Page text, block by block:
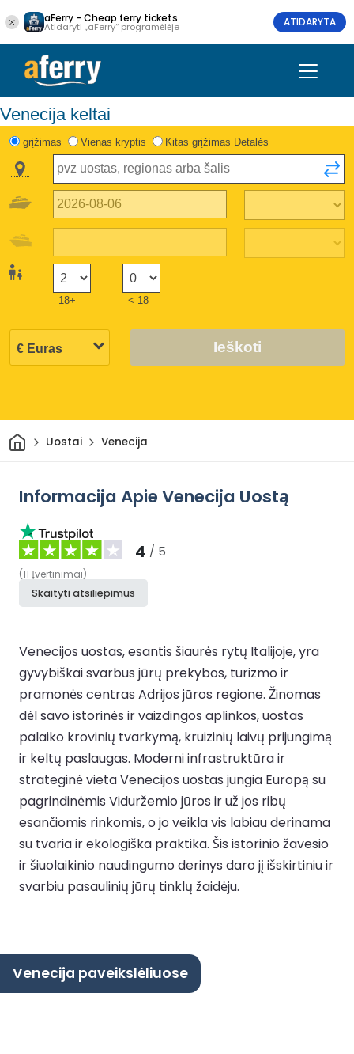
aFerry - Cheap ferry tickets
Atidaryti „aFerry“ programėlėje ATIDARYTA
Venecija keltai
grįžimas Vienas kryptis Kitas grįžimas Detalės
18+ < 18
Ieškoti
Pradžia
Uostai Venecija
Informacija Apie Venecija Uostą
4 / 5
(11 Įvertinimai)
Skaityti atsiliepimus
Venecijos uostas, esantis šiaurės rytų Italijoje, yra
gyvybiškai svarbus jūrų prekybos, turizmo ir
pramonės centras Adrijos jūros regione. Žinomas
dėl savo istorinės ir vaizdingos aplinkos, uostas
palaiko krovinių tvarkymą, kruizinių laivų prijungimą
ir keltų paslaugas. Moderni infrastruktūra ir
strateginė vieta Venecijos uostas jungia Europą su
pagrindinėmis Viduržemio jūros ir už jos ribų
esančiomis rinkomis, o jo veikla vis labiau derinama
su tvaria ir ekologiška praktika. Šis istorinio žavesio
ir šiuolaikinio naudingumo derinys daro jį išskirtiniu ir
svarbiu pasaulinių jūrų tinklų žaidėju.
Venecija paveikslėliuose